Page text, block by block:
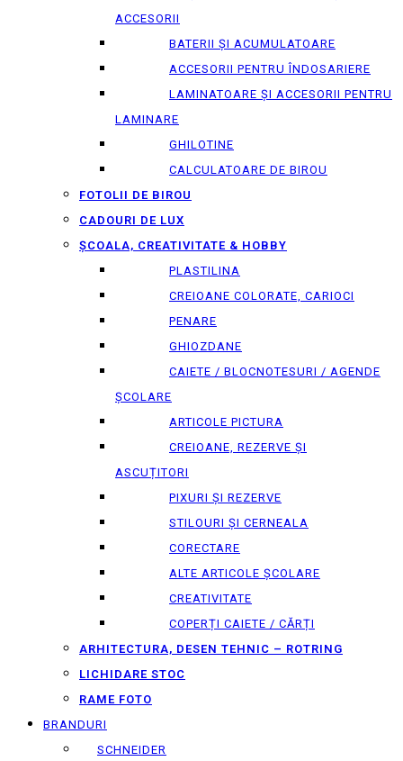
ACCESORII
BATERII ȘI ACUMULATOARE
ACCESORII PENTRU ÎNDOSARIERE
LAMINATOARE ȘI ACCESORII PENTRU
LAMINARE
GHILOTINE
CALCULATOARE DE BIROU
FOTOLII DE BIROU
CADOURI DE LUX
ȘCOALA, CREATIVITATE & HOBBY
PLASTILINA
CREIOANE COLORATE, CARIOCI
PENARE
GHIOZDANE
CAIETE / BLOCNOTESURI / AGENDE
ȘCOLARE
ARTICOLE PICTURA
CREIOANE, REZERVE ȘI
ASCUȚITORI
PIXURI ȘI REZERVE
STILOURI ȘI CERNEALA
CORECTARE
ALTE ARTICOLE ȘCOLARE
CREATIVITATE
COPERȚI CAIETE / CĂRȚI
ARHITECTURA, DESEN TEHNIC – ROTRING
LICHIDARE STOC
RAME FOTO
BRANDURI
SCHNEIDER